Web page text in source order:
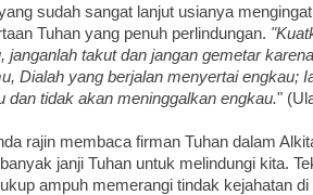
sudah sangat lanjut usianya
Tuhan yang penuh perlindungan.
janganlah takut dan jangan gemetar
Dialah yang berjalan menyertai engkau;
dan tidak akan meninggalkan engkau."
rajin membaca firman Tuhan dalam
janji Tuhan untuk melindungi kita.
ampuh memerangi tindak kejahatan